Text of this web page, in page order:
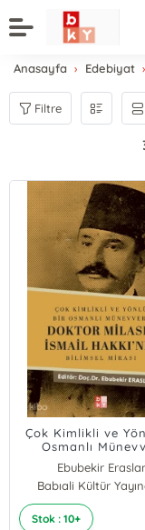
Anasayfa Edebiyat
Filtre
Çok Kimlikli ve
Osmanlı
Doktor Milaslı
Hakkı’nın Bilimsel
Ebubekir
Ercan Şen
Nusret Gedik
Arif Hüdai Köken
Babıali Kültür
Stok : 10+